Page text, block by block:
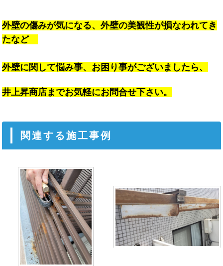
外壁の傷みが気になる、外壁の美観性が損なわれてき
たなど
外壁に関して悩み事、お困り事がございましたら、
井上昇商店までお気軽にお問合せ下さい。
関連する施工事例